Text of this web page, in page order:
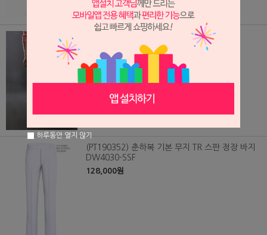
(PT190352) 춘하복 기본 무지 TR 스판 정장 바지
DW4030-SSF
128,000원
하루동안 열지 않기